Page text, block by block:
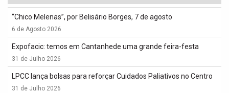
“Chico Melenas”, por Belisário Borges, 7 de agosto
6 de Agosto 2026
Expofacic: temos em Cantanhede uma grande feira-festa
31 de Julho 2026
LPCC lança bolsas para reforçar Cuidados Paliativos no Centro
31 de Julho 2026